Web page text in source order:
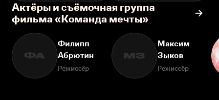
Актёры и съёмочная группа
фильма «Команда мечты»
ФА
Филипп
Абрютин
Режиссёр
МЗ
Максим
Зыков
Режиссёр